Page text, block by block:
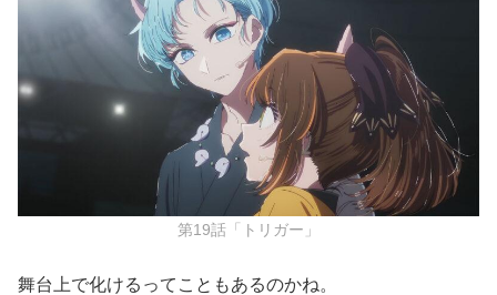
第19話「トリガー」
舞台上で化けるってこともあるのかね。